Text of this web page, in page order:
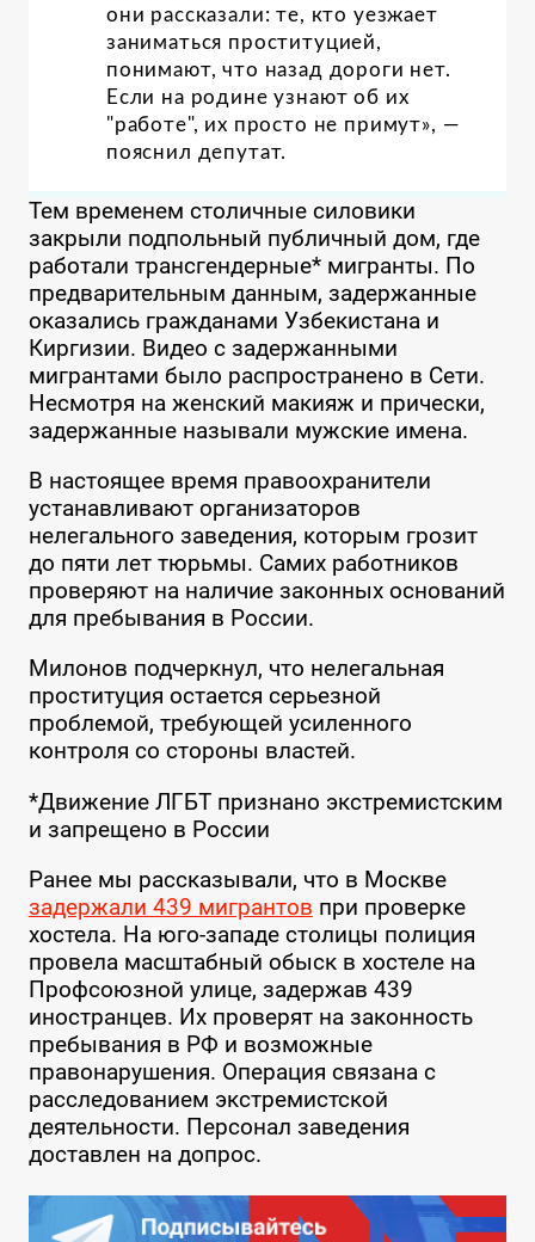
они рассказали: те, кто уезжает
заниматься проституцией,
понимают, что назад дороги нет.
Если на родине узнают об их
"работе", их просто не примут», —
пояснил депутат.
Тем временем столичные силовики
закрыли подпольный публичный дом, где
работали трансгендерные* мигранты. По
предварительным данным, задержанные
оказались гражданами Узбекистана и
Киргизии. Видео с задержанными
мигрантами было распространено в Сети.
Несмотря на женский макияж и прически,
задержанные называли мужские имена.
В настоящее время правоохранители
устанавливают организаторов
нелегального заведения, которым грозит
до пяти лет тюрьмы. Самих работников
проверяют на наличие законных оснований
для пребывания в России.
Милонов подчеркнул, что нелегальная
проституция остается серьезной
проблемой, требующей усиленного
контроля со стороны властей.
*Движение ЛГБТ признано экстремистским
и запрещено в России
Ранее мы рассказывали, что в Москве
задержали 439 мигрантов при проверке
хостела. На юго-западе столицы полиция
провела масштабный обыск в хостеле на
Профсоюзной улице, задержав 439
иностранцев. Их проверят на законность
пребывания в РФ и возможные
правонарушения. Операция связана с
расследованием экстремистской
деятельности. Персонал заведения
доставлен на допрос.